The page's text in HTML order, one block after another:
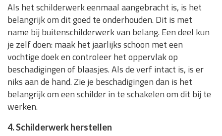
Als het schilderwerk eenmaal aangebracht is, is het
belangrijk om dit goed te onderhouden. Dit is met
name bij buitenschilderwerk van belang. Een deel kun
je zelf doen: maak het jaarlijks schoon met een
vochtige doek en controleer het oppervlak op
beschadigingen of blaasjes. Als de verf intact is, is er
niks aan de hand. Zie je beschadigingen dan is het
belangrijk om een schilder in te schakelen om dit bij te
werken.
4. Schilderwerk herstellen